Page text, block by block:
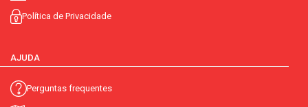
Política de Privacidade
AJUDA
Perguntas frequentes